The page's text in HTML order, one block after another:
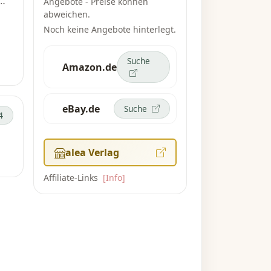
abweichen.
Noch keine Angebote hinterlegt.
Amazon.de Suche
eBay.de Suche
alea Verlag
Affiliate-Links [Info]